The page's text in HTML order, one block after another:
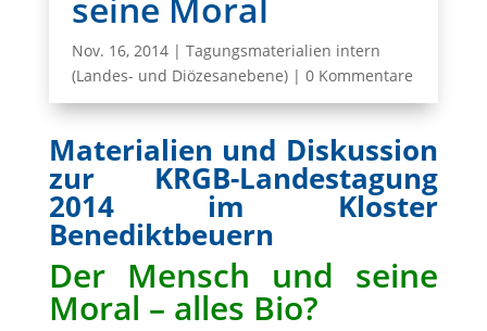
Nov. 16, 2014| Tagungsmaterialien intern
(Landes- und Diözesanebene)| 0 Kommentare
Materialien und Diskussion
zur KRGB-Landestagung
2014 im Kloster
Benediktbeuern
Der Mensch und seine
Moral – alles Bio?